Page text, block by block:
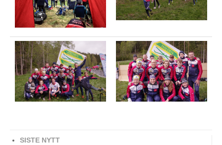
Nyheter
KLATRING
Nyheter
Informasjon
SISTE NYTT